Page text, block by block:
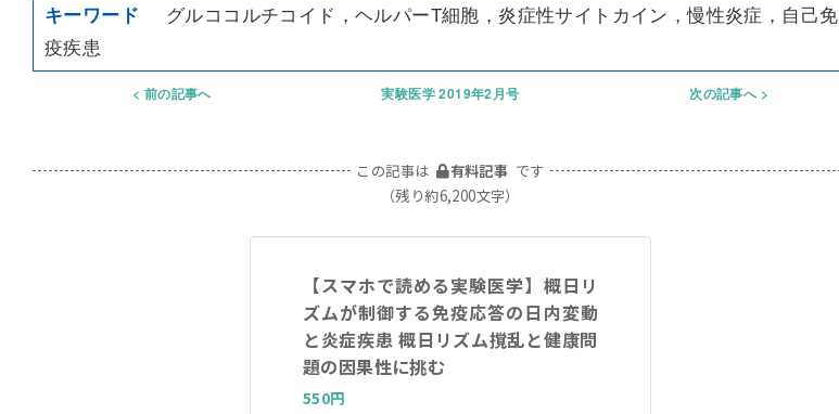
グルココルチコイド，ヘルパーT細胞，炎症性サイトカイン，慢性炎症，自己免
疫疾患
前の記事へ 実験医学 2019年2月号 次の記事へ
この記事は 有料記事 です
（残り約6,200文字）
【スマホで読める実験医学】概日リ
ズムが制御する免疫応答の日内変動
と炎症疾患 概日リズム撹乱と健康問
題の因果性に挑む
550円